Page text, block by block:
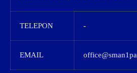
TELEPON -
EMAIL